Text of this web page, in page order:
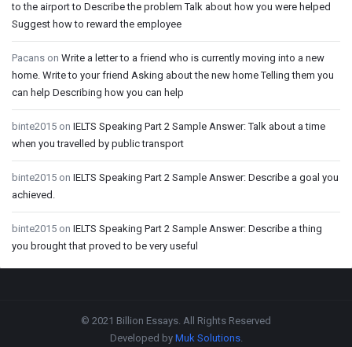
to the airport to Describe the problem Talk about how you were helped
Suggest how to reward the employee
Pacans on Write a letter to a friend who is currently moving into a new
home. Write to your friend Asking about the new home Telling them you
can help Describing how you can help
binte2015 on IELTS Speaking Part 2 Sample Answer: Talk about a time
when you travelled by public transport
binte2015 on IELTS Speaking Part 2 Sample Answer: Describe a goal you
achieved.
binte2015 on IELTS Speaking Part 2 Sample Answer: Describe a thing
you brought that proved to be very useful
© 2021 Billion Essays. All Rights Reserved
Developed by Muk Solutions.